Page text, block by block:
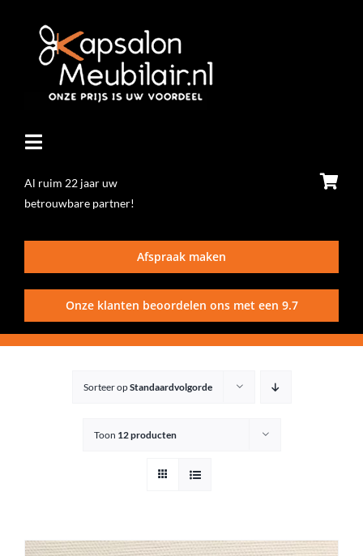
Toggle
Navigatie
Stoelen
Al ruim 22 jaar uw
betrouwbare partner!
Afspraak maken
Onze klanten beoordelen ons met een 9.7
Sorteer opStandaardvolgorde
Toon 12 producten